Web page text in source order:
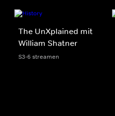
The UnXplained mit
William Shatner
S3-6 streamen